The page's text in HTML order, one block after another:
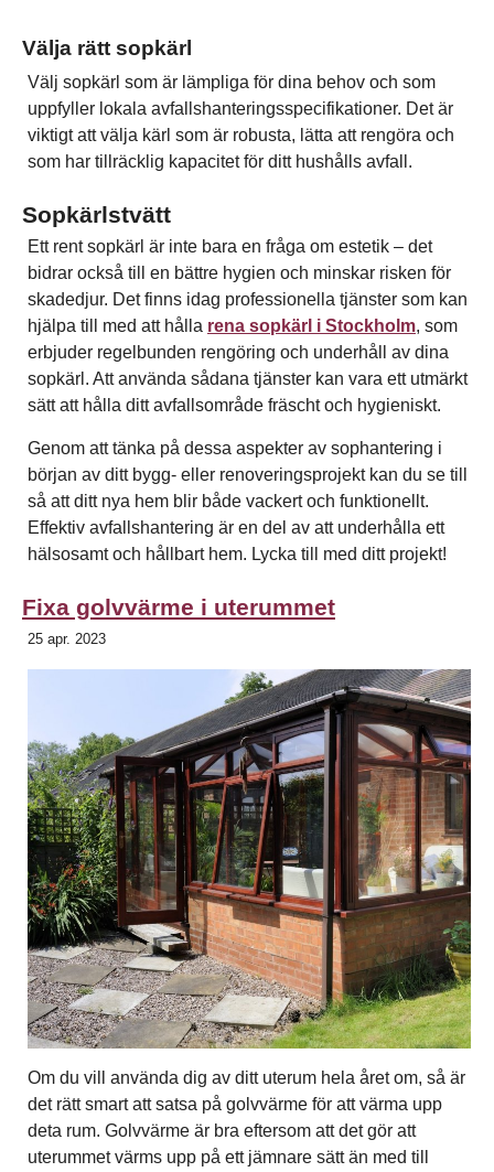
Välja rätt sopkärl
Välj sopkärl som är lämpliga för dina behov och som
uppfyller lokala avfallshanteringsspecifikationer. Det är
viktigt att välja kärl som är robusta, lätta att rengöra och
som har tillräcklig kapacitet för ditt hushålls avfall.
Sopkärlstvätt
Ett rent sopkärl är inte bara en fråga om estetik – det
bidrar också till en bättre hygien och minskar risken för
skadedjur. Det finns idag professionella tjänster som kan
hjälpa till med att hålla rena sopkärl i Stockholm, som
erbjuder regelbunden rengöring och underhåll av dina
sopkärl. Att använda sådana tjänster kan vara ett utmärkt
sätt att hålla ditt avfallsområde fräscht och hygieniskt.
Genom att tänka på dessa aspekter av sophantering i
början av ditt bygg- eller renoveringsprojekt kan du se till
så att ditt nya hem blir både vackert och funktionellt.
Effektiv avfallshantering är en del av att underhålla ett
hälsosamt och hållbart hem. Lycka till med ditt projekt!
Fixa golvvärme i uterummet
25 apr. 2023
Om du vill använda dig av ditt uterum hela året om, så är
det rätt smart att satsa på golvvärme för att värma upp
deta rum. Golvvärme är bra eftersom att det gör att
uterummet värms upp på ett jämnare sätt än med till